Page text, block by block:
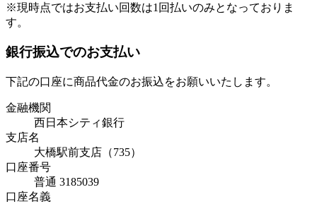
※現時点ではお支払い回数は1回払いのみとなっておりま
す。
銀行振込でのお支払い
下記の口座に商品代金のお振込をお願いいたします。
金融機関
西日本シティ銀行
支店名
大橋駅前支店（735）
口座番号
普通 3185039
口座名義